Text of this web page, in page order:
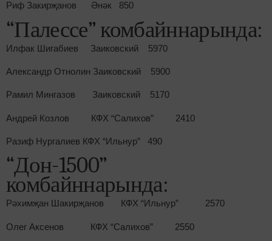
Риф Закирҗанов Әнәк 850
“Палессе” комбайннарында:
Илфак Шигабиев Заиковский 5970
Александр Отнолин Заиковский 5900
Рамил Мингазов Заиковский 5170
Андрей Козлов КФХ “Салихов” 2410
Разиф Нургалиев КФХ “Ильнур” 490
“Дон-1500”
комбайннарында:
Рәхимҗан Шакирҗанов КФХ “Ильнур” 2570
Олег Аксенов КФХ “Салихов” 2550